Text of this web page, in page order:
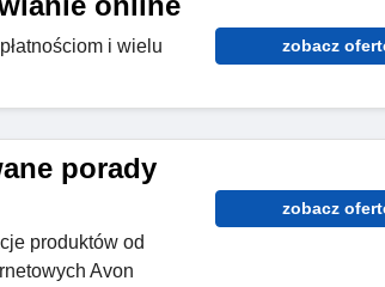
i wielu
zobacz
porady
produktów od
Avon
zobacz